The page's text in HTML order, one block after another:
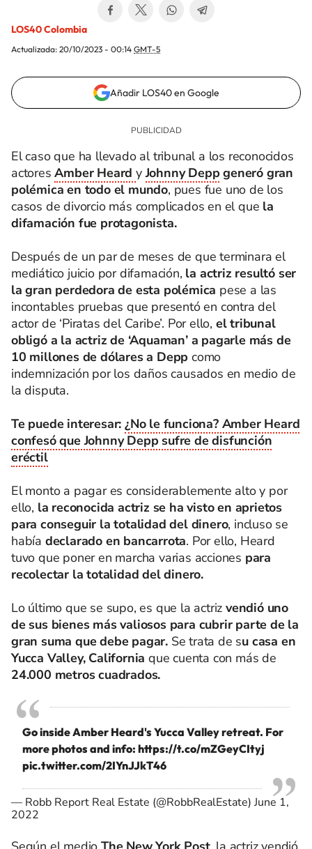
LOS40 Colombia
Actualizada: 20/10/2023 - 00:14 GMT-5
Añadir LOS40 en Google
El caso que ha llevado al tribunal a los reconocidos
actoresAmber Heard yJohnny Depp generó gran
polémica en todo el mundo, pues fue uno de los
casos de divorcio más complicados en el que la
difamación fue protagonista.
Después de un par de meses de que terminara el
mediático juicio por difamación, la actriz resultó ser
la gran perdedora de esta polémica pese a las
incontables pruebas que presentó en contra del
actor de ‘Piratas del Caribe’. Por ello, el tribunal
obligó a la actriz de ‘Aquaman’ a pagarle más de
10 millones de dólares a Depp como
indemnización por los daños causados en medio de
la disputa.
Te puede interesar:¿No le funciona? Amber Heard
confesó que Johnny Depp sufre de disfunción
eréctil
El monto a pagar es considerablemente alto y por
ello, la reconocida actriz se ha visto en aprietos
para conseguir la totalidad del dinero, incluso se
había declarado en bancarrota. Por ello, Heard
tuvo que poner en marcha varias acciones para
recolectar la totalidad del dinero.
Lo último que se supo, es que la actriz vendió uno
de sus bienes más valiosos para cubrir parte de la
gran suma que debe pagar. Se trata de su casa en
Yucca Valley, California que cuenta con más de
24.000 metros cuadrados.
Go inside Amber Heard's Yucca Valley retreat. For
more photos and info: https://t.co/mZGeyCItyj
pic.twitter.com/2IYnJJkT46
— Robb Report Real Estate (@RobbRealEstate)June 1,
2022